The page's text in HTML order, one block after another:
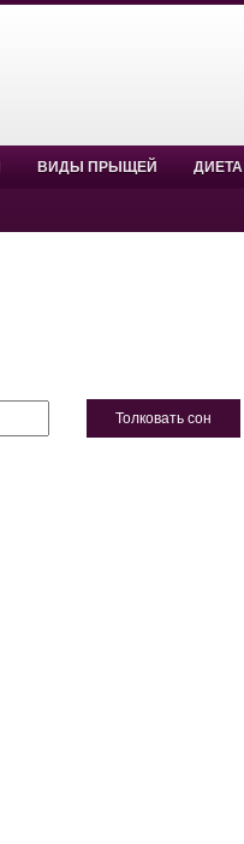
ВИДЫ ПРЫЩЕЙ ДИЕТА
Толковать сон